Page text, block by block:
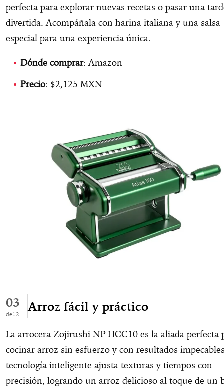
perfecta para explorar nuevas recetas o pasar una
divertida. Acompáñala con harina italiana y una salsa
especial para una experiencia única.
Dónde comprar: Amazon
Precio: $2,125 MXN
03
12
Arroz fácil y práctico
La arrocera Zojirushi NP-HCC10 es la aliada perfecta
cocinar arroz sin esfuerzo y con resultados
tecnología inteligente ajusta texturas y tiempos con
precisión, logrando un arroz delicioso al toque de un